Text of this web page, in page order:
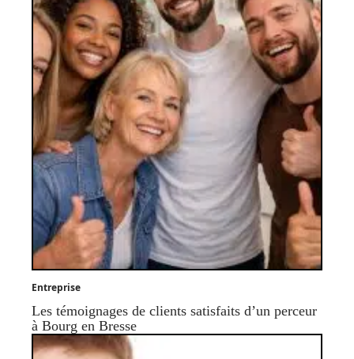
Entreprise
Les témoignages de clients satisfaits d’un perceur
à Bourg en Bresse